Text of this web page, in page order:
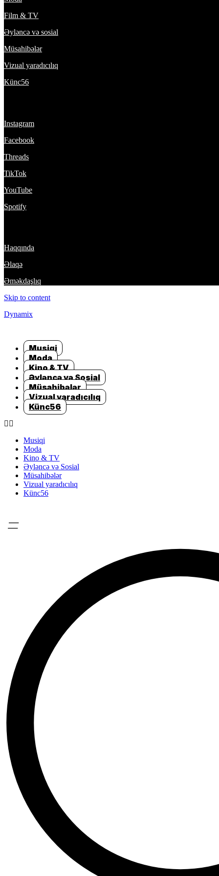
Film & TV
Əyləncə və sosial
Müsahibələr
Vizual yaradıcılıq
Künc56
Instagram
Facebook
Threads
TikTok
YouTube
Spotify
Haqqında
Əlaqə
Əməkdaşlıq
Skip to content
Dynamix
Musiqi
Moda
Kino & TV
Əyləncə və Sosial
Müsahibələr
Vizual yaradıcılıq
Künc56
Musiqi
Moda
Kino & TV
Əyləncə və Sosial
Müsahibələr
Vizual yaradıcılıq
Künc56
=